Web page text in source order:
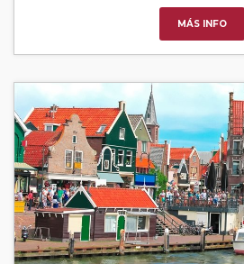
MÁS INFO